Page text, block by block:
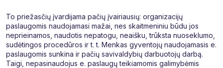
To priežasčių įvardijama pačių įvairiausių: organizacijų
paslaugomis naudojamasi mažai, nes skaitmeniniu būdu jos
neprieinamos, naudotis nepatogu, neaišku, trūksta nuoseklumo,
sudėtingos procedūros ir t. t. Menkas gyventojų naudojamasis e.
paslaugomis sunkina ir pačių savivaldybių darbuotojų darbą.
Taigi, nepasinaudojus e. paslaugų teikiamomis galimybėmis